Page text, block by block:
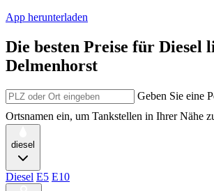
App herunterladen
Die besten Preise für Diesel
Delmenhorst
Geben Sie eine
Ortsnamen ein, um Tankstellen in Ihrer Nähe
diesel
Diesel E5 E10